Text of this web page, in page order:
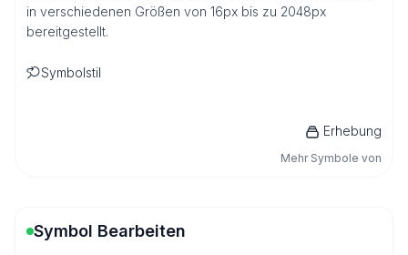
in verschiedenen Größen von 16px bis zu 2048px
bereitgestellt.
Symbolstil
Erhebung
Mehr Symbole von
Symbol Bearbeiten